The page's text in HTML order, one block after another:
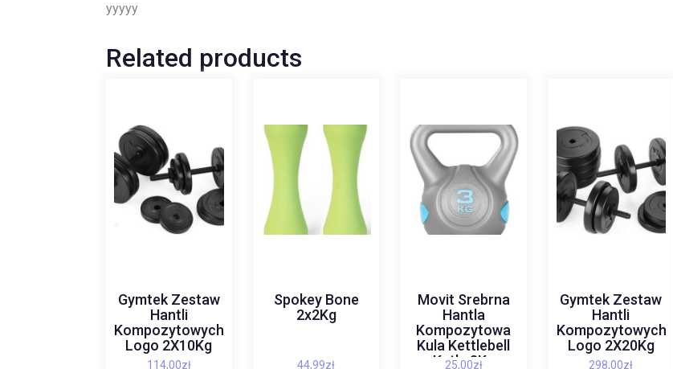
yyyyy
Related products
Gymtek Zestaw
Hantli
Kompozytowych
Logo 2X10Kg
114,00zł
Spokey Bone
2x2Kg
44,99zł
Movit Srebrna
Hantla
Kompozytowa
Kula Kettlebell
Ketla 3Kg
25,00zł
Gymtek Zestaw
Hantli
Kompozytowych
Logo 2X20Kg
298,00zł